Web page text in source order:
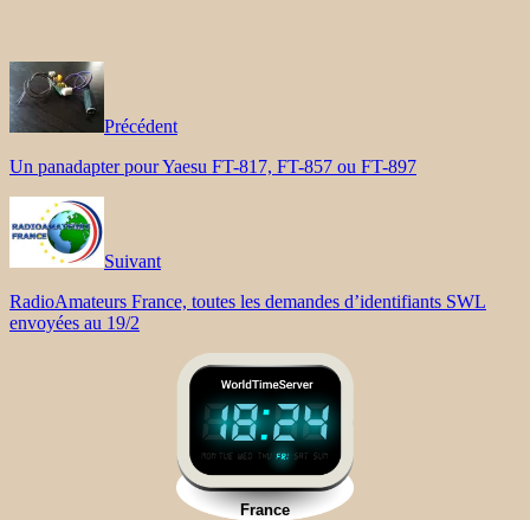
Précédent
Un panadapter pour Yaesu FT-817, FT-857 ou FT-897
Suivant
RadioAmateurs France, toutes les demandes d’identifiants SWL
envoyées au 19/2